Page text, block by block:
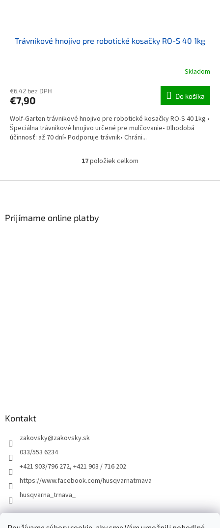
Trávnikové hnojivo pre robotické kosačky RO-S 40 1kg
Skladom
€6,42 bez DPH
€7,90 Do košíka
Wolf-Garten trávnikové hnojivo pre robotické kosačky RO-S 40 1kg •
Špeciálna trávnikové hnojivo určené pre mulčovanie• Dlhodobá
účinnosť: až 70 dní• Podporuje trávnik• Chráni...
Ovládacie prvky výpisu
17položiek celkom
Prijímame online platby
Kontakt
zakovsky@zakovsky.sk
033/553 6234
+421 903/796 272, +421 903 / 716 202
https://www.facebook.com/husqvarnatrnava
husqvarna_trnava_